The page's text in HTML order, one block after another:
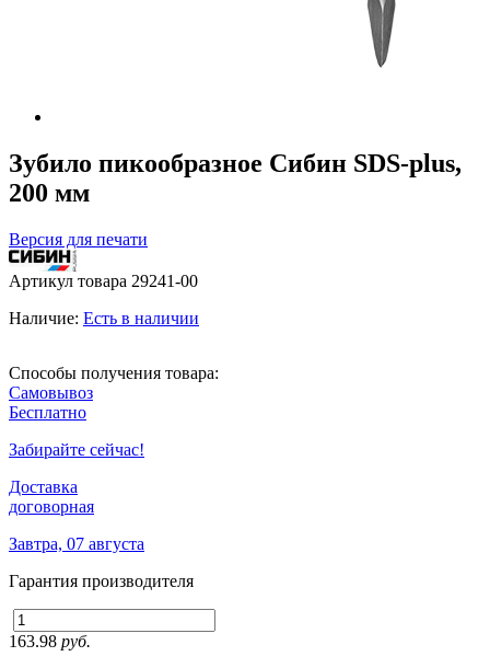
Зубило пикообразное Сибин SDS-plus,
200 мм
Версия для печати
Артикул товара 29241-00
Наличие: Есть в наличии
Способы получения товара:
Самовывоз
Бесплатно
Забирайте сейчас!
Доставка
договорная
Завтра, 07 августа
Гарантия производителя
163.98 руб.